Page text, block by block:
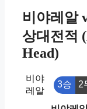
비야레알
상대전적
Head)
비야
레알
3승 2